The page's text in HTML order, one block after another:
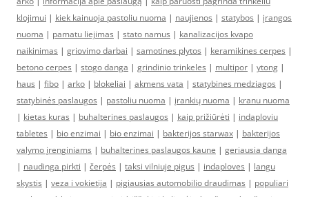
klojimui | kiek kainuoja pastoliu nuoma | naujienos | statybos | įrangos
nuoma | pamatu liejimas | stato namus | kanalizacijos kvapo
naikinimas | griovimo darbai | samotines plytos | keramikines cerpes |
betono cerpes | stogo danga | grindinio trinkeles | multipor | ytong |
haus | fibo | arko | blokeliai | akmens vata | statybines medziagos |
statybinės paslaugos | pastoliu nuoma | įrankių nuoma | kranu nuoma
| kietas kuras | buhalterines paslaugos | kaip prižiūrėti | indaploviu
tabletes | bio enzimai | bio enzimai | bakterijos starwax | bakterijos
valymo įrenginiams | buhalterines paslaugos kaune | geriausia danga
| naudinga pirkti | čerpės | taksi vilniuje pigus | indaploves | langu
skystis | veza i vokietija | pigiausias automobilio draudimas | populiari